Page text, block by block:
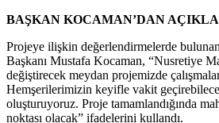
BAŞKAN KOCAMAN’DAN
Projeye ilişkin değerlendirmelerde
Başkanı Mustafa Kocaman, “Nusretiye
değiştirecek meydan projemizde
Hemşerilerimizin keyifle vakit
oluşturuyoruz. Proje tamamlandığında
noktası olacak” ifadelerini kullandı.